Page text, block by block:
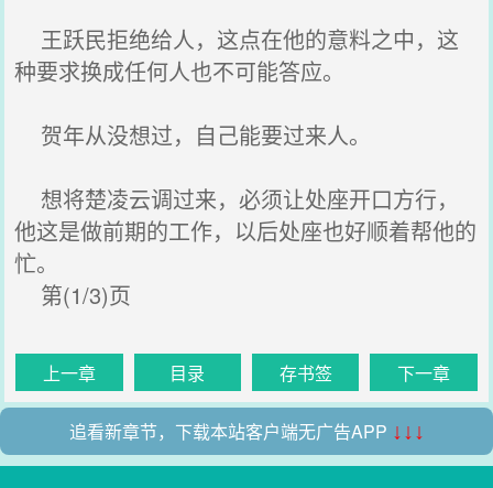
王跃民拒绝给人，这点在他的意料之中，这
种要求换成任何人也不可能答应。
贺年从没想过，自己能要过来人。
想将楚凌云调过来，必须让处座开口方行，
他这是做前期的工作，以后处座也好顺着帮他的
忙。
第(1/3)页
上一章 目录 存书签 下一章
追看新章节，下载本站客户端无广告APP ↓↓↓